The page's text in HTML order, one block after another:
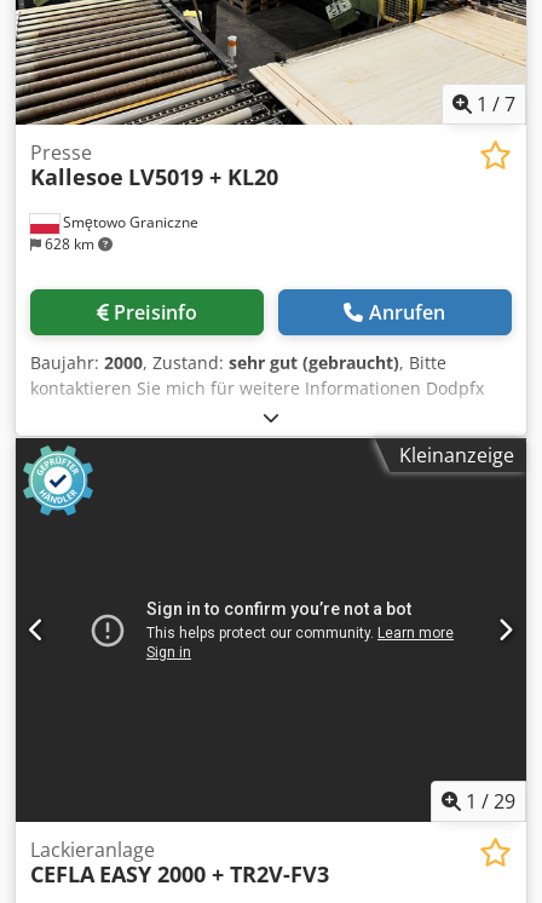
1 /7
Smętowo Graniczne
628 km
Presse
Kallesoe LV5019 + KL20
Preisinfo Anrufen
Baujahr: 2000, Zustand: sehr gut (gebraucht), Bitte
kontaktieren Sie mich für weitere Informationen Dodpfx
Kleinanzeige
1 /29
Lackieranlage
CEFLA EASY 2000 + TR2V-FV3